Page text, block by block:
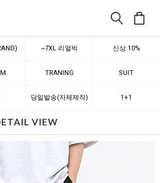
~7XL 리얼빅 신상 10%
TRANING SUIT
당일발송(자체제작) 1+1
VIEW